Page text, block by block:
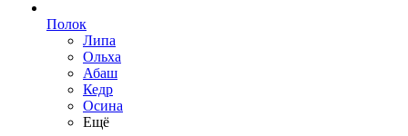
Полок
Липа
Ольха
Абаш
Кедр
Осина
Ещё